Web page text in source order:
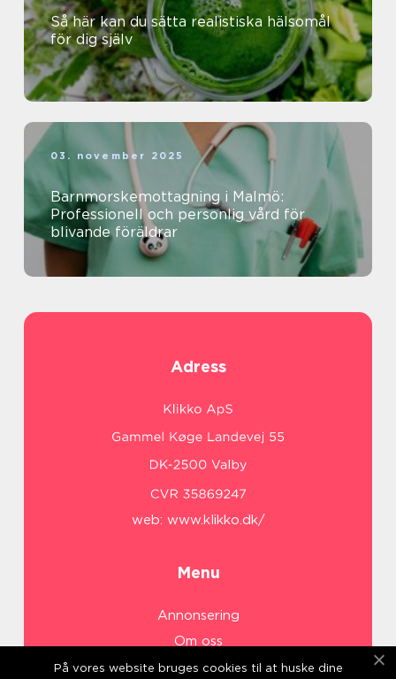
Så här kan du sätta realistiska hälsomål
för dig själv
03. november 2025
Barnmorskemottagning i Malmö:
Professionell och personlig vård för
blivande föräldrar
Adress
web: www.klikko.dk/
Menu
Annonsering
Om oss
Cookies
På vores website bruges cookies til at huske dine